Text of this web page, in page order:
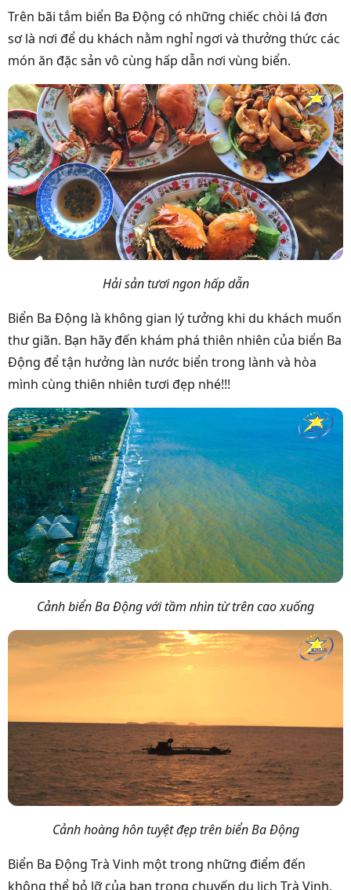
Trên bãi tắm biển Ba Động có những chiếc chòi lá đơn
sơ là nơi để du khách nằm nghỉ ngơi và thưởng thức các
món ăn đặc sản vô cùng hấp dẫn nơi vùng biển.
Hải sản tươi ngon hấp dẫn
Biển Ba Động là không gian lý tưởng khi du khách muốn
thư giãn. Bạn hãy đến khám phá thiên nhiên của biển Ba
Động để tận hưởng làn nước biển trong lành và hòa
mình cùng thiên nhiên tươi đẹp nhé!!!
Cảnh biển Ba Động với tầm nhìn từ trên cao xuống
Cảnh hoàng hôn tuyệt đẹp trên biển Ba Động
Biển Ba Động Trà Vinh một trong những điểm đến
không thể bỏ lỡ của bạn trong chuyến du lịch Trà Vinh.